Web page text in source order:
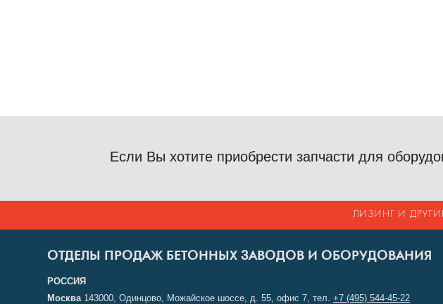
Если Вы хотите приобрести запчасти для
ЛИЗИНГ И
ОТДЕЛЫ ПРОДАЖ БЕТОННЫХ ЗАВОДОВ И ОБОРУДОВАНИЯ
РОССИЯ
Москва143000, Одинцово, Можайское шоссе, д. 55, офис 7, тел. +7 (495) 544-45-22